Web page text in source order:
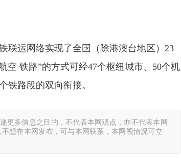
联运网络实现了全国（除港澳台地区）23
空 铁路”的方式可经47个枢纽城市、50个机
铁路段的双向衔接。
更多信息之目的，不代表本网观点，亦不代表本网
想在本网发布，可与本网联系，本网视情况可立